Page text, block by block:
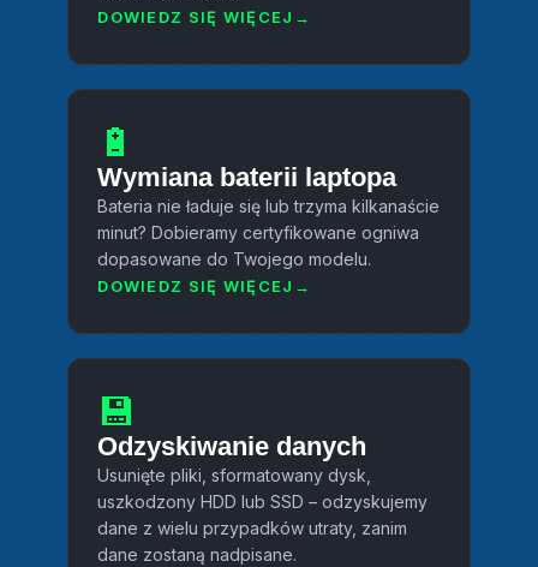
DOWIEDZ SIĘ WIĘCEJ
🔋
Wymiana baterii laptopa
Bateria nie ładuje się lub trzyma kilkanaście
minut? Dobieramy certyfikowane ogniwa
dopasowane do Twojego modelu.
DOWIEDZ SIĘ WIĘCEJ
💾
Odzyskiwanie danych
Usunięte pliki, sformatowany dysk,
uszkodzony HDD lub SSD – odzyskujemy
dane z wielu przypadków utraty, zanim
dane zostaną nadpisane.